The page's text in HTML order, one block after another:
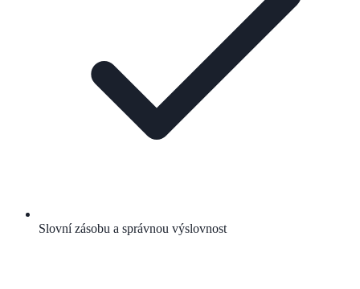
Slovní zásobu a správnou výslovnost